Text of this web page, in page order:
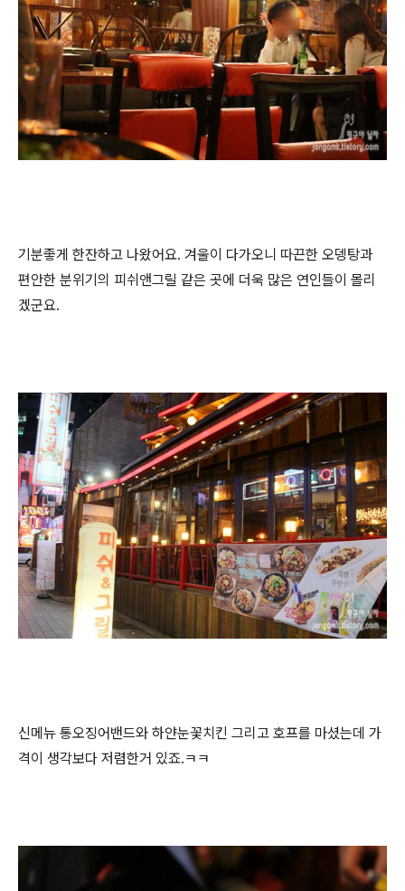
기분좋게 한잔하고 나왔어요. 겨울이 다가오니 따끈한 오뎅탕과
편안한 분위기의 피쉬앤그릴 같은 곳에 더욱 많은 연인들이 몰리
겠군요.
신메뉴 통오징어밴드와 하얀눈꽃치킨 그리고 호프를 마셨는데 가
격이 생각보다 저렴한거 있죠.ㅋㅋ